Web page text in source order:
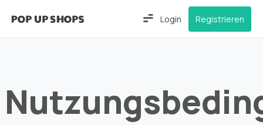
Login Registrieren